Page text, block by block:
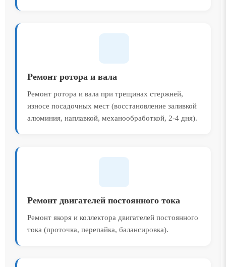
Ремонт ротора и вала
Ремонт ротора и вала при трещинах стержней,
износе посадочных мест (восстановление заливкой
алюминия, наплавкой, механообработкой, 2-4 дня).
Ремонт двигателей постоянного тока
Ремонт якоря и коллектора двигателей постоянного
тока (проточка, перепайка, балансировка).